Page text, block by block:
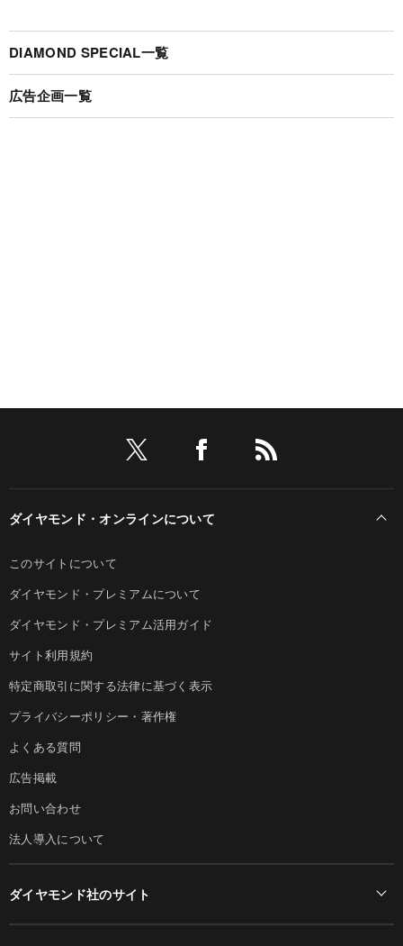
DIAMOND SPECIAL一覧
広告企画一覧
ダイヤモンド・オンラインについて
このサイトについて
ダイヤモンド・プレミアムについて
ダイヤモンド・プレミアム活用ガイド
サイト利用規約
特定商取引に関する法律に基づく表示
プライバシーポリシー・著作権
よくある質問
広告掲載
お問い合わせ
法人導入について
ダイヤモンド社のサイト